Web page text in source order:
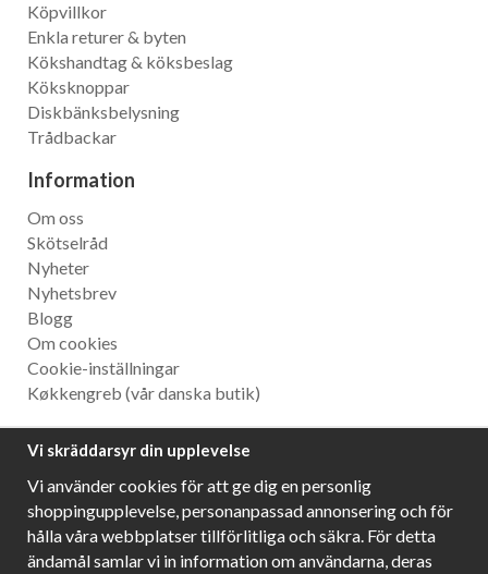
Köpvillkor
Enkla returer & byten
Kökshandtag & köksbeslag
Köksknoppar
Diskbänksbelysning
Trådbackar
Information
Om oss
Skötselråd
Nyheter
Nyhetsbrev
Blogg
Om cookies
Cookie-inställningar
Køkkengreb (vår danska butik)
Nyhetsbrev
produktnyheter!
Vi skräddarsyr din upplevelse
Vi använder cookies för att ge dig en personlig
shoppingupplevelse, personanpassad annonsering och för
hålla våra webbplatser tillförlitliga och säkra. För detta
ändamål samlar vi in information om användarna, deras